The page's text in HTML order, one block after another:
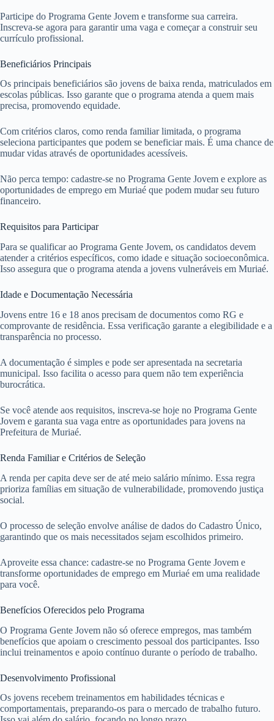
Participe do Programa Gente Jovem e transforme sua carreira.
Inscreva-se agora para garantir uma vaga e começar a construir seu
currículo profissional.
Beneficiários Principais
Os principais beneficiários são jovens de baixa renda, matriculados em
escolas públicas. Isso garante que o programa atenda a quem mais
precisa, promovendo equidade.
Com critérios claros, como renda familiar limitada, o programa
seleciona participantes que podem se beneficiar mais. É uma chance de
mudar vidas através de oportunidades acessíveis.
Não perca tempo: cadastre-se no Programa Gente Jovem e explore as
oportunidades de emprego em Muriaé que podem mudar seu futuro
financeiro.
Requisitos para Participar
Para se qualificar ao Programa Gente Jovem, os candidatos devem
atender a critérios específicos, como idade e situação socioeconômica.
Isso assegura que o programa atenda a jovens vulneráveis em Muriaé.
Idade e Documentação Necessária
Jovens entre 16 e 18 anos precisam de documentos como RG e
comprovante de residência. Essa verificação garante a elegibilidade e a
transparência no processo.
A documentação é simples e pode ser apresentada na secretaria
municipal. Isso facilita o acesso para quem não tem experiência
burocrática.
Se você atende aos requisitos, inscreva-se hoje no Programa Gente
Jovem e garanta sua vaga entre as oportunidades para jovens na
Prefeitura de Muriaé.
Renda Familiar e Critérios de Seleção
A renda per capita deve ser de até meio salário mínimo. Essa regra
prioriza famílias em situação de vulnerabilidade, promovendo justiça
social.
O processo de seleção envolve análise de dados do Cadastro Único,
garantindo que os mais necessitados sejam escolhidos primeiro.
Aproveite essa chance: cadastre-se no Programa Gente Jovem e
transforme oportunidades de emprego em Muriaé em uma realidade
para você.
Benefícios Oferecidos pelo Programa
O Programa Gente Jovem não só oferece empregos, mas também
benefícios que apoiam o crescimento pessoal dos participantes. Isso
inclui treinamentos e apoio contínuo durante o período de trabalho.
Desenvolvimento Profissional
Os jovens recebem treinamentos em habilidades técnicas e
comportamentais, preparando-os para o mercado de trabalho futuro.